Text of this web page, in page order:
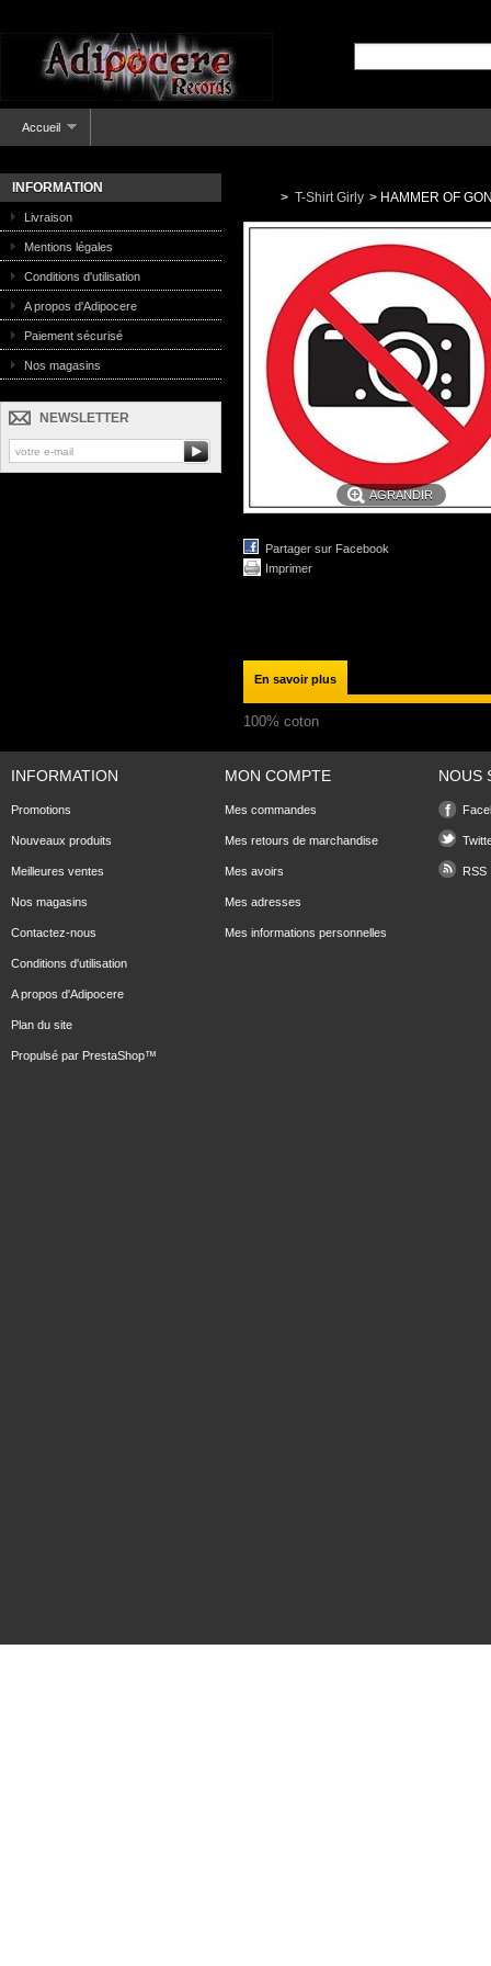
Accueil
INFORMATION
Livraison
Mentions légales
Conditions d'utilisation
A propos d'Adipocere
Paiement sécurisé
Nos magasins
NEWSLETTER
> T-Shirt Girly > HAMMER OF
AGRANDIR
Partager sur Facebook
Imprimer
En savoir plus
100% coton
INFORMATION
Promotions
Nouveaux produits
Meilleures ventes
Nos magasins
Contactez-nous
Conditions d'utilisation
A propos d'Adipocere
Plan du site
Propulsé par PrestaShop™
MON COMPTE
Mes commandes
Mes retours de marchandise
Mes avoirs
Mes adresses
Mes informations personnelles
NOUS
RSS